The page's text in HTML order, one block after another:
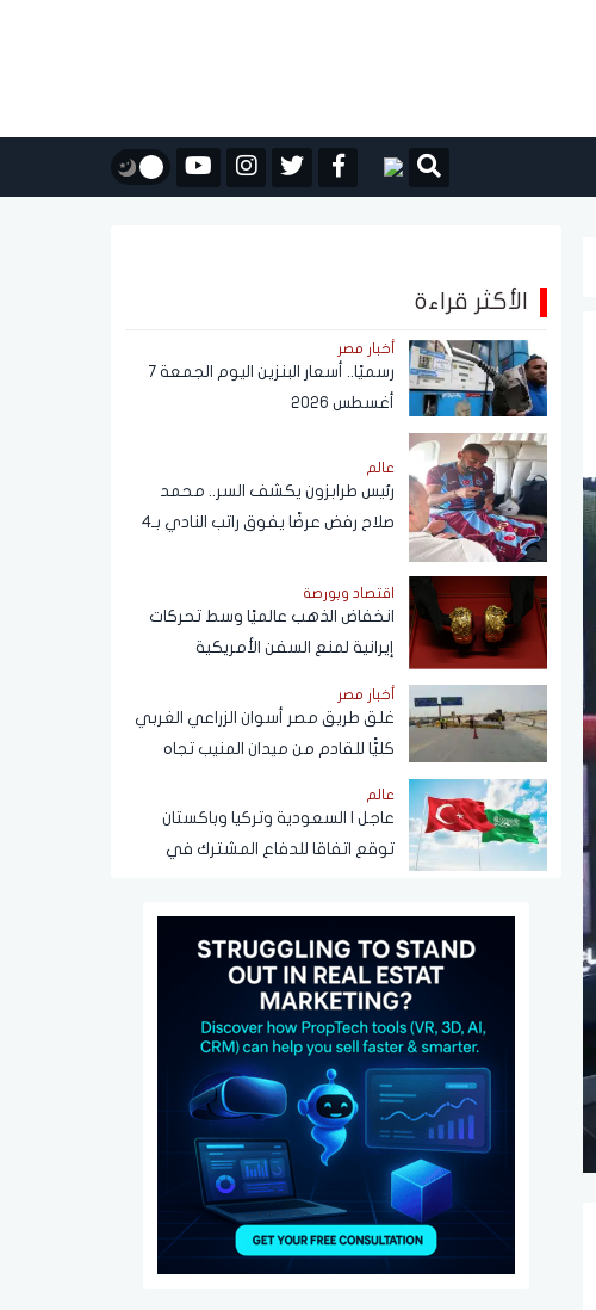
الأكثر قراءة
أخبار مصر
رسميًا.. أسعار البنزين اليوم الجمعة 7
أغسطس 2026
عالم
رئيس طرابزون يكشف السر.. محمد
صلاح رفض عرضًا يفوق راتب النادي بـ4
اقتصاد وبورصة
انخفاض الذهب عالميًا وسط تحركات
إيرانية لمنع السفن الأمريكية
أخبار مصر
غلق طريق مصر أسوان الزراعي الغربي
كليًّا للقادم من ميدان المنيب تجاه
عالم
عاجل | السعودية وتركيا وباكستان
توقع اتفاقا للدفاع المشترك في